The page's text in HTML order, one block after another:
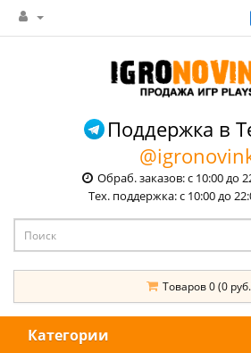
Поддержка в
Обраб. заказов: с 10:00 до
Тех. поддержка: с 10:00 до
Товаров 0 (0
Категории